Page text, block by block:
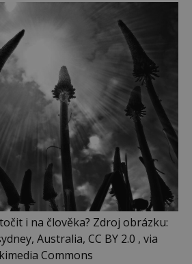
i na člověka? Zdroj obrázku:
Australia, CC BY 2.0 , via
Commons